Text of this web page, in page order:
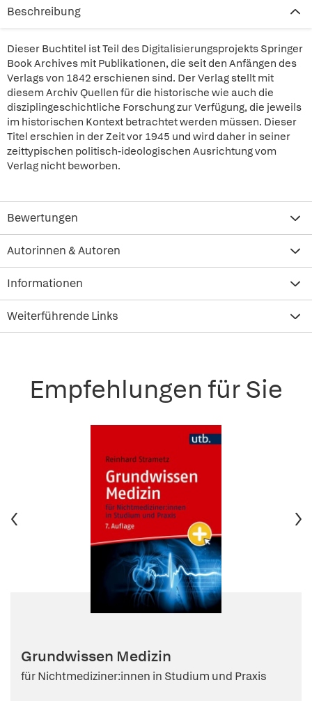
Beschreibung
Dieser Buchtitel ist Teil des Digitalisierungsprojekts Springer
Book Archives mit Publikationen, die seit den Anfängen des
Verlags von 1842 erschienen sind. Der Verlag stellt mit
diesem Archiv Quellen für die historische wie auch die
disziplingeschichtliche Forschung zur Verfügung, die jeweils
im historischen Kontext betrachtet werden müssen. Dieser
Titel erschien in der Zeit vor 1945 und wird daher in seiner
zeittypischen politisch-ideologischen Ausrichtung vom
Verlag nicht beworben.
Bewertungen
Autorinnen & Autoren
Informationen
Weiterführende Links
Empfehlungen für Sie
Grundwissen Medizin
für Nichtmediziner:innen in Studium und Praxis